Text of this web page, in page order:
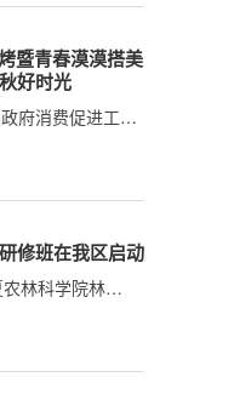
暨青春漠漠搭美
好时光
府消费促进工…
修班在我区启动
农林科学院林…